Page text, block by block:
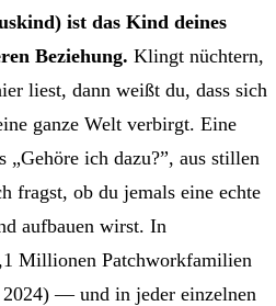
ist das Kind deines
Beziehung. Klingt nüchtern,
liest, dann weißt du, dass sich
ganze Welt verbirgt. Eine
„Gehöre ich dazu?”, aus stillen
fragst, ob du jemals eine echte
aufbauen wirst. In
Millionen Patchworkfamilien
2024) — und in jeder einzelnen